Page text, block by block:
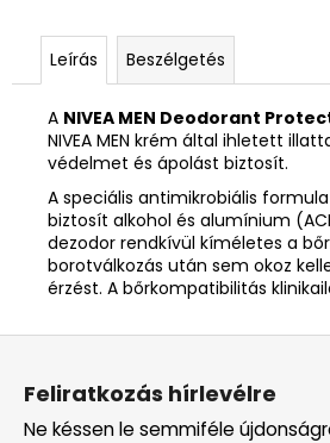
Leírás Beszélgetés
A NIVEA MEN Deodorant
NIVEA MEN krém által ihletett
védelmet és ápolást biztosít.
A speciális antimikrobiális
biztosít alkohol és alumínium
dezodor rendkívül kíméletes a
borotválkozás után sem okoz
érzést. A bőrkompatibilitás
L
Feliratkozás hírlevélre
Ne késsen le semmiféle